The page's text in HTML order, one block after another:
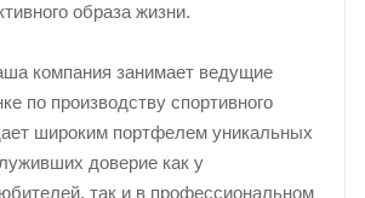
образа жизни.
компания занимает ведущие
по производству спортивного
широким портфелем уникальных
доверие как у
так и в профессиональном